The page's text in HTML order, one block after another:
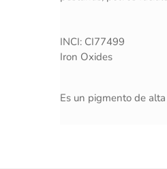
INCI: CI77499
Iron Oxides
Es un pigmento de